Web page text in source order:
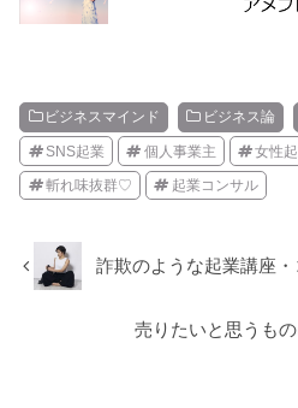
ビジネスマインド ビジネス論
SNS起業 個人事業主 女性
斬れ味抜群♡ 起業コンサル
詐欺のような起業講座
売りたいと思うも